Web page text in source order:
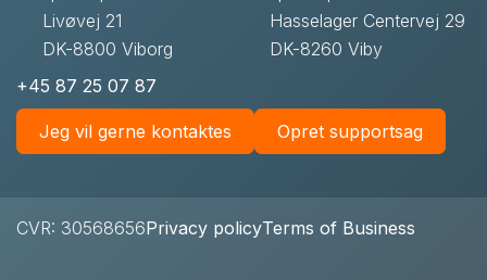
Livøvej 21
DK-8800 Viborg
Hasselager Centervej 29
DK-8260 Viby
+45 87 25 07 87
Jeg vil gerne kontaktes Opret supportsag
CVR: 30568656Privacy policyTerms of Business